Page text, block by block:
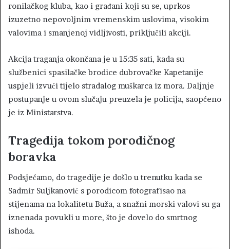
ronilačkog kluba, kao i građani koji su se, uprkos
izuzetno nepovoljnim vremenskim uslovima, visokim
valovima i smanjenoj vidljivosti, priključili akciji.
Akcija traganja okončana je u 15:35 sati, kada su
službenici spasilačke brodice dubrovačke Kapetanije
uspjeli izvući tijelo stradalog muškarca iz mora. Daljnje
postupanje u ovom slučaju preuzela je policija, saopćeno
je iz Ministarstva.
Tragedija tokom porodičnog
boravka
Podsjećamo, do tragedije je došlo u trenutku kada se
Sadmir Suljkanović s porodicom fotografisao na
stijenama na lokalitetu Buža, a snažni morski valovi su ga
iznenada povukli u more, što je dovelo do smrtnog
ishoda.